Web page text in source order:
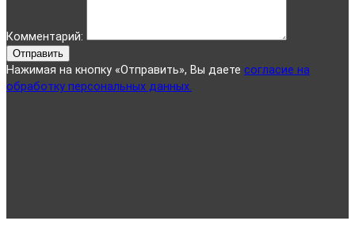
Комментарий:
Отправить
Нажимая на кнопку «Отправить», Вы даете согласие на
обработку персональных данных.